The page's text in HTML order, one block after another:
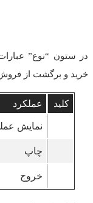
در ستون “نوع”
خرید و برگشت از
کلید عملکرد
نمایش
چاپ
خروج